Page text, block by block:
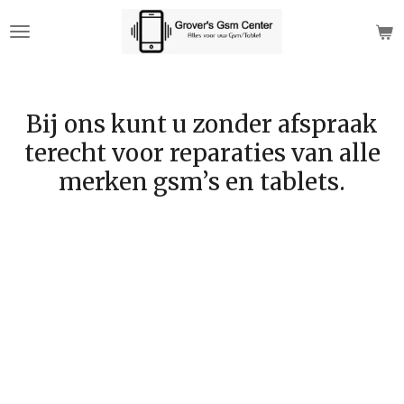
direct
Bij ons kunt u zonder afspraak
terecht voor reparaties van alle
merken gsm’s en tablets.